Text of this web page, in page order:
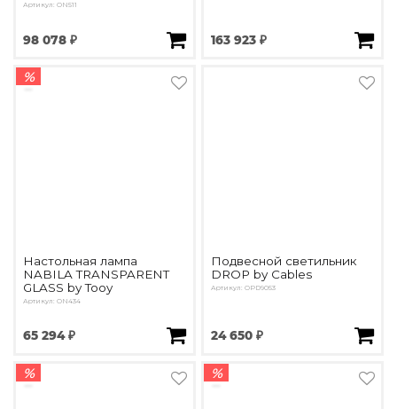
Артикул: ON511
98 078 ₽ 163 923 ₽
%
Настольная лампа
NABILA TRANSPARENT
GLASS by Tooy
Артикул: ON434
65 294 ₽
Подвесной светильник
DROP by Cables
Артикул: OPD9053
24 650 ₽
% %